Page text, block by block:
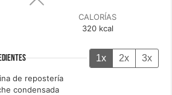
CALORÍAS
320 kcal
1x 2x 3x
de repostería
condensada